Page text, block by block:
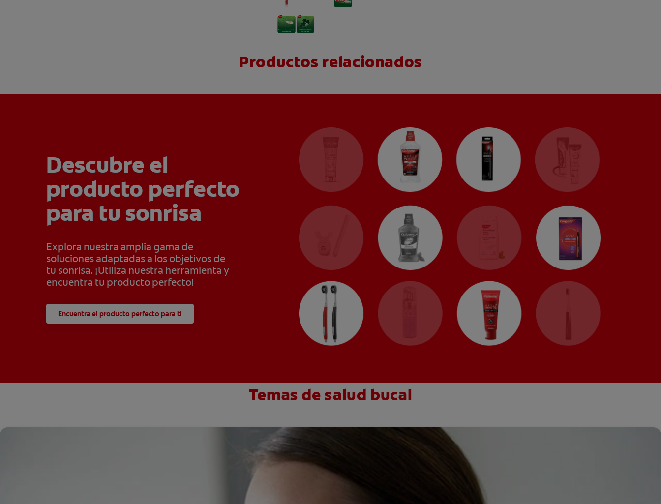
Productos relacionados
Descubre el
producto perfecto
para tu sonrisa
Explora nuestra amplia gama de
soluciones adaptadas a los objetivos de
tu sonrisa. ¡Utiliza nuestra herramienta y
encuentra tu producto perfecto!
Encuentra el producto perfecto para ti
Temas de salud bucal